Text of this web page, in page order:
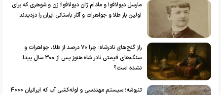
مارسل دیولافوا و مادام ژان دیولافوا؛ زن و شوهری که برای
اولین بار طلا و جواهرات و آثار باستانی ایران را دزدیدند
راز گنج‌های نادرشاه؛ چرا ۷۰ درصد از طلا، جواهرات و
سنگ‌های قیمتی نادر شاه هنوز پس از ۳۰۰ سال پیدا
نشده است؟
تنبوشه؛ سیستم مهندسی و لوله‌کشی آب که ایرانیان ۴۰۰۰